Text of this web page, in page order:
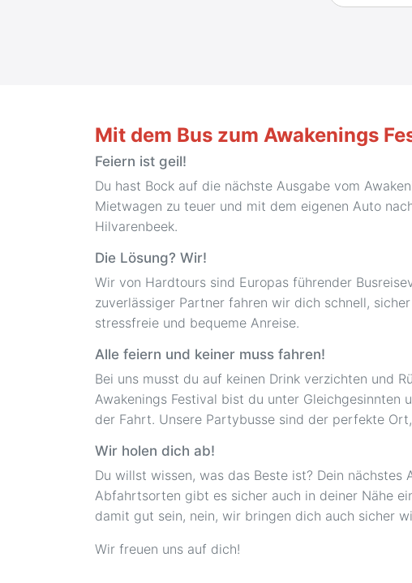
Mit dem Bus zum Awakenings
Feiern ist geil!
Du hast Bock auf die nächste Ausgabe vom
Mietwagen zu teuer und mit dem eigenen Auto
Hilvarenbeek.
Die Lösung? Wir!
Wir von Hardtours sind Europas führender
zuverlässiger Partner fahren wir dich schnell,
stressfreie und bequeme Anreise.
Alle feiern und keiner muss fahren!
Bei uns musst du auf keinen Drink verzichten und
Awakenings Festival bist du unter Gleichgesinnten
der Fahrt. Unsere Partybusse sind der perfekte
Wir holen dich ab!
Du willst wissen, was das Beste ist? Dein
Abfahrtsorten gibt es sicher auch in deiner Nähe
damit gut sein, nein, wir bringen dich auch sicher
Wir freuen uns auf dich!